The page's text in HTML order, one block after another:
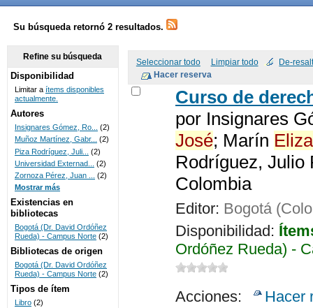
SISTEMAS
DE
BIBLIOTECAS
UNICOC
Su búsqueda retornó 2 resultados.
Seleccionar todo Limpiar todo De-
Curso de
por Insignares
José; Marín
Rodríguez, Julio
Colombia
Editor: Bogotá
Disponibilidad:
Ordóñez Rueda) -
Acciones: Hacer
Refine su búsqueda
Disponibilidad
Limitar a ítems disponibles
actualmente.
Autores
Insignares Gómez, Ro...
(2)
Muñoz Martínez, Gabr... (2)
Piza Rodríguez, Juli...
(2)
Universidad Externad...
(2)
Zornoza Pérez, Juan ...
(2)
Mostrar más
Existencias en
bibliotecas
Bogotá (Dr. David Ordóñez
Rueda) - Campus Norte (2)
Bibliotecas de origen
Bogotá (Dr. David Ordóñez
Rueda) - Campus Norte (2)
Tipos de ítem
Libro (2)